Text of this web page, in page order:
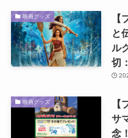
映画グッズ
と
ル
切
映画グッズ
【
サ
念